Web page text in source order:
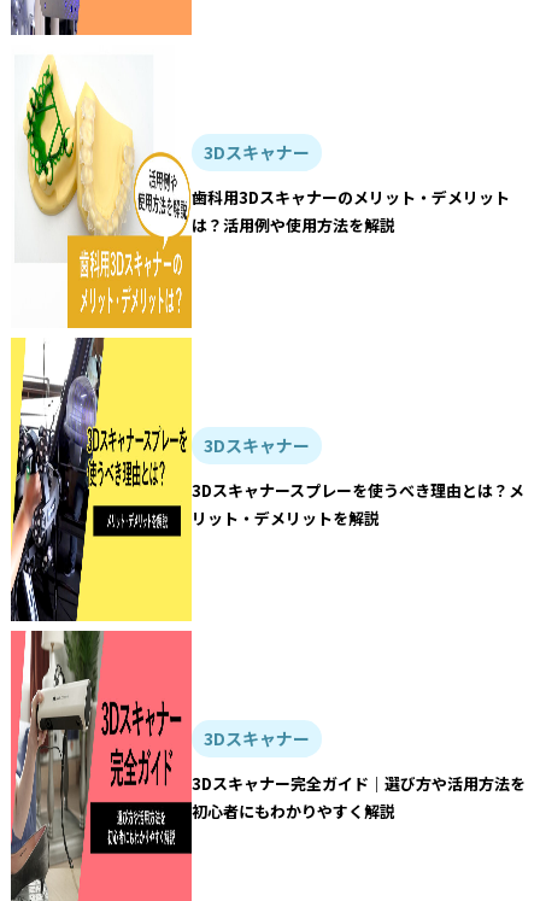
3Dスキャナー
歯科用3Dスキャナーのメリット・デメリット
は？活用例や使用方法を解説
3Dスキャナー
3Dスキャナースプレーを使うべき理由とは？メ
リット・デメリットを解説
3Dスキャナー
3Dスキャナー完全ガイド｜選び方や活用方法を
初心者にもわかりやすく解説